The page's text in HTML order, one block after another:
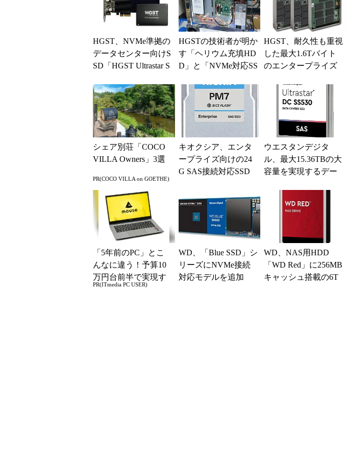
HGST、NVMe準拠の
データセンター向けS
SD「HGST Ultrastar S
HGSTの技術者が明か
す「ヘリウム充填HD
D」と「NVMe対応SS
HGST、耐久性も重視
した最大1.6Tバイト
のエンタープライズ
シェア別荘「COCO
VILLA Owners」3選
PR(COCO VILLA on GOETHE)
キオクシア、エンタ
ープライズ向けの24
G SAS接続対応SSD
ウエスタンデジタ
ル、最大15.36TBの大
容量を実現するデー
「5年前のPC」とこ
んなに違う！予算10
万円台前半で実現す
る快適PCライフ
PR(ITmedia PC USER)
WD、「Blue SSD」シ
リーズにNVMe接続
対応モデルを追加
WD、NAS用HDD
「WD Red」に256MB
キャッシュ搭載の6T